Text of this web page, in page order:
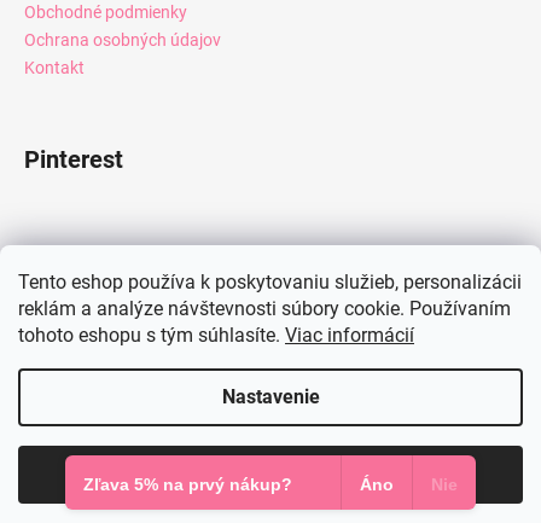
Tento eshop používa k poskytovaniu služieb, personalizácii
reklám a analýze návštevnosti súbory cookie. Používaním
tohoto eshopu s tým súhlasíte. Viac informácií
Nastavenie
Súhlasím
Obchodné podmienky
Ochrana osobných údajov
Kontakt
Pinterest
Instagram
Copyright 2026
Mia Dresses . Všetky práva vyhradené.
Zľava 5% na prvý nákup? Áno Nie